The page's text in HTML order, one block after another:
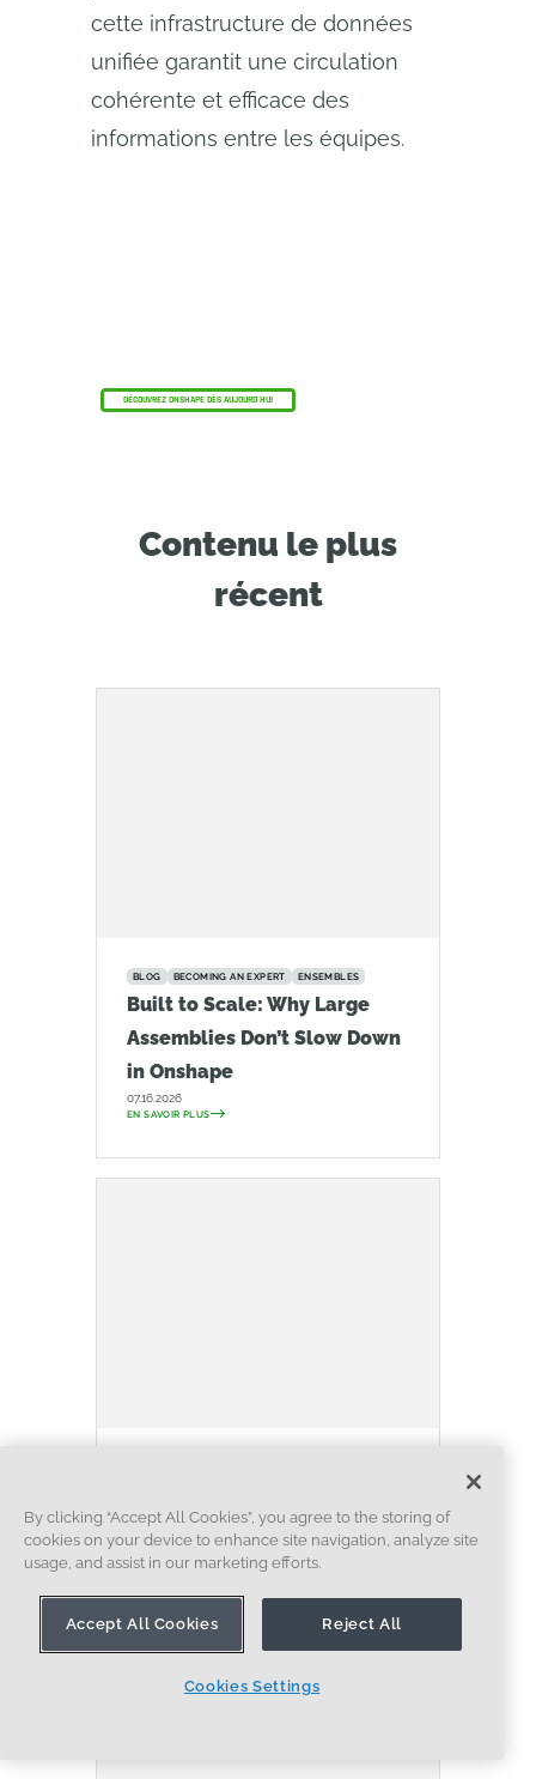
cette infrastructure de données
unifiée garantit une circulation
cohérente et efficace des
informations entre les équipes.
DÉCOUVREZ ONSHAPE DÈS AUJOURD'HUI
Contenu le plus
récent
BLOG BECOMING AN EXPERT ENSEMBLES
Built to Scale: Why Large
Assemblies Don’t Slow Down
in Onshape
07.16.2026
EN SAVOIR PLUS
Onshape Labs: AI in CAD
Guided by Designers, Driven
EN SAVOIR PLUS
By clicking “Accept All Cookies”, you agree to the storing of
cookies on your device to enhance site navigation, analyze site
usage, and assist in our marketing efforts.
Accept All Cookies Reject All
Cookies Settings